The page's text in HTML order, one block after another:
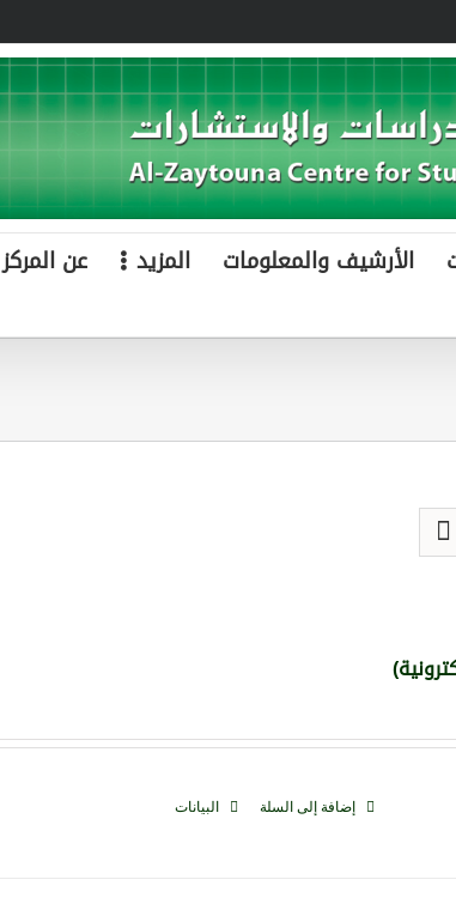
الأرشيف والمعلومات المزيد عن المركز
إضافة إلى السلة البيانات